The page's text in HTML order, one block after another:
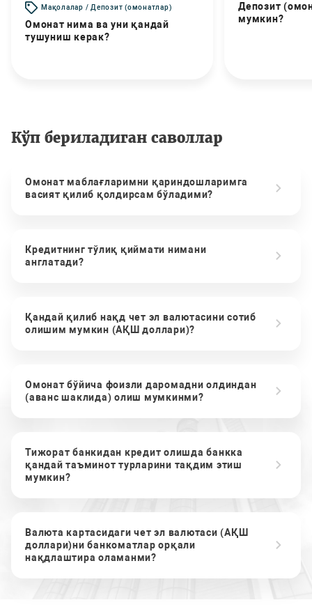
Мақолалар / Депозит (омонатлар)
Омонат нима ва уни қандай
тушуниш керак?
Депозит
мумкин?
Кўп бериладиган саволлар
Омонат маблағларимни қариндошларимга
васият қилиб қолдирсам бўладими?
Кредитнинг тўлиқ қиймати нимани
англатади?
Қандай қилиб нақд чет эл валютасини сотиб
олишим мумкин (АҚШ доллари)?
Омонат бўйича фоизли даромадни олдиндан
(аванс шаклида) олиш мумкинми?
Тижорат банкидан кредит олишда банкка
қандай таъминот турларини тақдим этиш
мумкин?
Валюта картасидаги чет эл валютаси (АҚШ
доллари)ни банкоматлар орқали
нақдлаштира оламанми?